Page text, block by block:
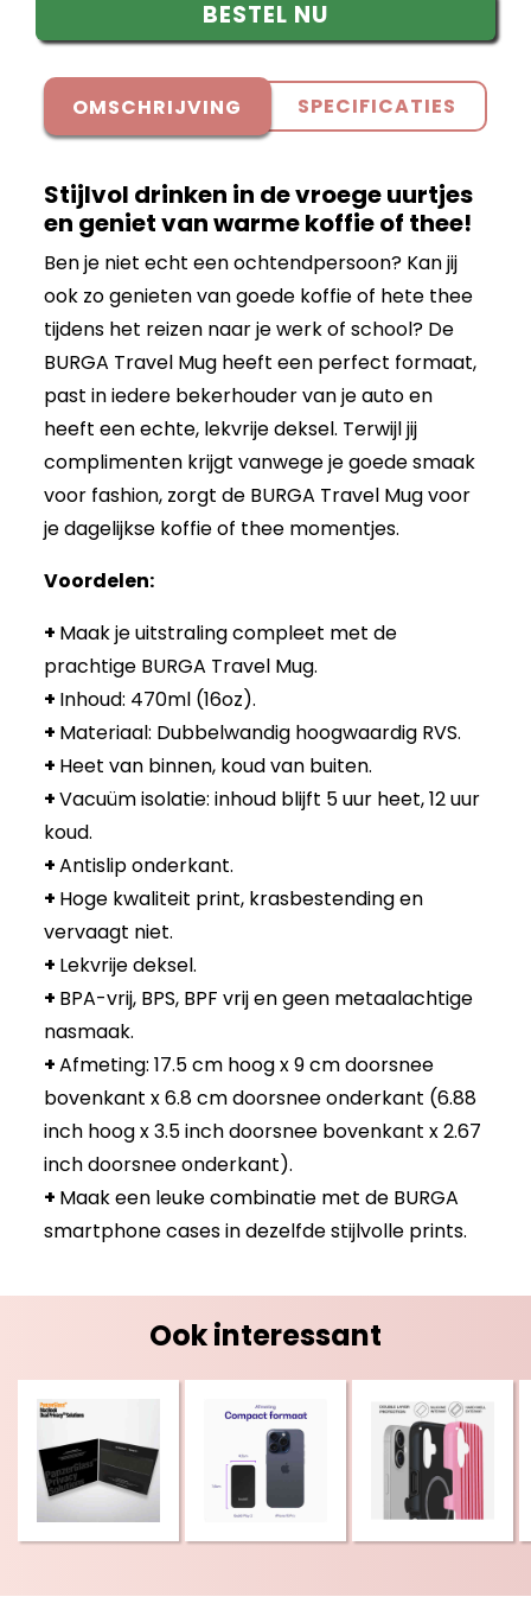
BESTEL NU
OMSCHRIJVING SPECIFICATIES
Stijlvol drinken in de vroege uurtjes
en geniet van warme koffie of thee!
Ben je niet echt een ochtendpersoon? Kan jij
ook zo genieten van goede koffie of hete thee
tijdens het reizen naar je werk of school? De
BURGA Travel Mug heeft een perfect formaat,
past in iedere bekerhouder van je auto en
heeft een echte, lekvrije deksel. Terwijl jij
complimenten krijgt vanwege je goede smaak
voor fashion, zorgt de BURGA Travel Mug voor
je dagelijkse koffie of thee momentjes.
Voordelen:
+ Maak je uitstraling compleet met de
prachtige BURGA Travel Mug.
+ Inhoud: 470ml (16oz).
+ Materiaal: Dubbelwandig hoogwaardig RVS.
+ Heet van binnen, koud van buiten.
+Vacuüm isolatie: inhoud blijft 5 uur heet, 12 uur
koud.
+Antislip onderkant.
+ Hoge kwaliteit print, krasbestending en
vervaagt niet.
+ Lekvrije deksel.
+ BPA-vrij, BPS, BPF vrij en geen metaalachtige
nasmaak.
+Afmeting: 17.5 cm hoog x 9 cm doorsnee
bovenkant x 6.8 cm doorsnee onderkant (6.88
inch hoog x 3.5 inch doorsnee bovenkant x 2.67
inch doorsnee onderkant).
+ Maak een leuke combinatie met de BURGA
smartphone cases in dezelfde stijlvolle prints.
Ook interessant